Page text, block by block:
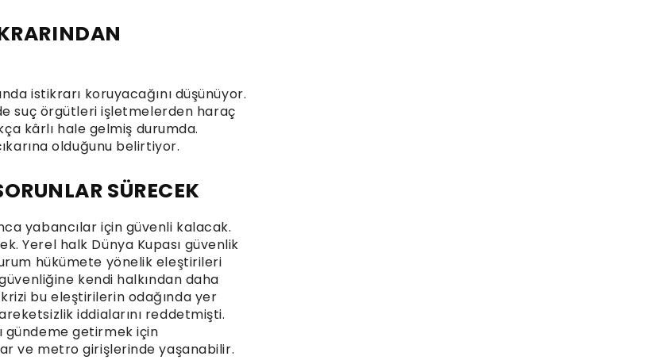
istikrarı koruyacağını düşünüyor.
suç örgütleri işletmelerden haraç
kârlı hale gelmiş durumda.
olduğunu belirtiyor.
SÜRECEK
yabancılar için güvenli kalacak.
Yerel halk Dünya Kupası güvenlik
hükümete yönelik eleştirileri
kendi halkından daha
bu eleştirilerin odağında yer
iddialarını reddetmişti.
gündeme getirmek için
ve metro girişlerinde yaşanabilir.